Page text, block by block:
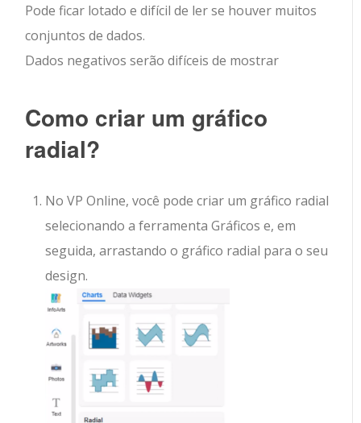
Pode ficar lotado e difícil de ler se houver muitos
conjuntos de dados.
Dados negativos serão difíceis de mostrar
Como criar um gráfico
radial?
No VP Online, você pode criar um gráfico radial
selecionando a ferramenta Gráficos e, em
seguida, arrastando o gráfico radial para o seu
design.